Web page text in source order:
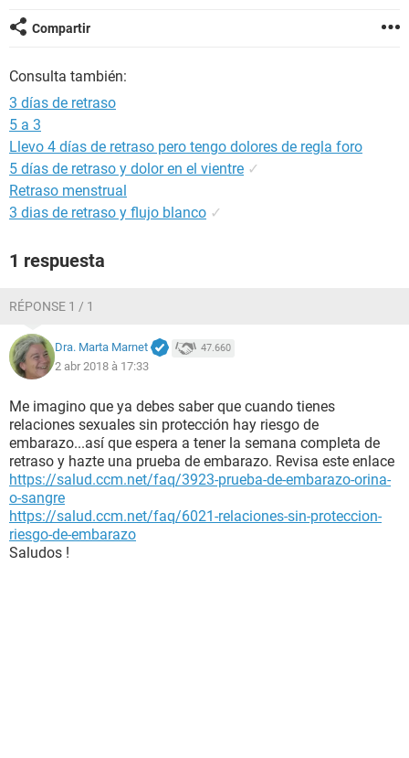
GLOSARIO
Compartir
Consulta también:
3 días de retraso
5 a 3
Llevo 4 días de retraso pero tengo dolores de regla foro
5 días de retraso y dolor en el vientre ✓
Retraso menstrual
3 dias de retraso y flujo blanco ✓
1 respuesta
RÉPONSE 1 / 1
Dra. Marta Marnet 47.660
2 abr 2018 à 17:33
Me imagino que ya debes saber que cuando tienes
relaciones sexuales sin protección hay riesgo de
embarazo...así que espera a tener la semana completa de
retraso y hazte una prueba de embarazo. Revisa este enlace
https://salud.ccm.net/faq/3923-prueba-de-embarazo-orina-
o-sangre
https://salud.ccm.net/faq/6021-relaciones-sin-proteccion-
riesgo-de-embarazo
Saludos !